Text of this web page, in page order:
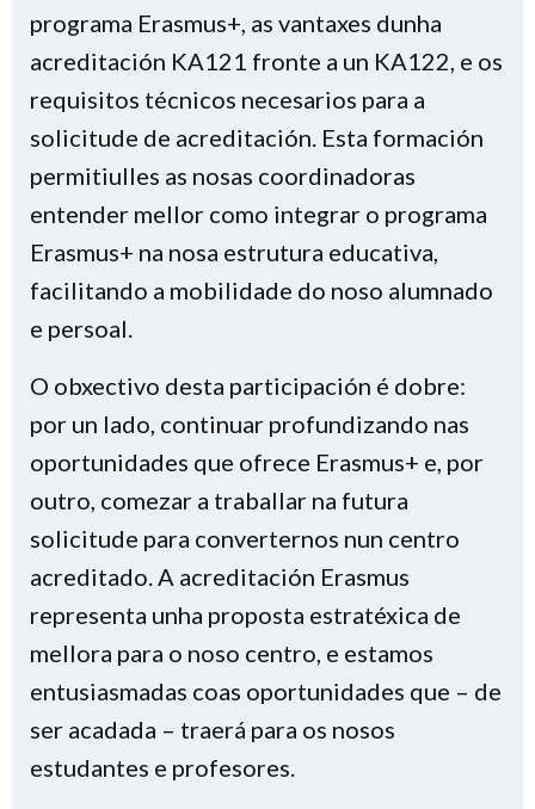
programa Erasmus+, as vantaxes dunha
acreditación KA121 fronte a un KA122, e os
requisitos técnicos necesarios para a
solicitude de acreditación. Esta formación
permitiulles as nosas coordinadoras
entender mellor como integrar o programa
Erasmus+ na nosa estrutura educativa,
facilitando a mobilidade do noso alumnado
e persoal.
O obxectivo desta participación é dobre:
por un lado, continuar profundizando nas
oportunidades que ofrece Erasmus+ e, por
outro, comezar a traballar na futura
solicitude para converternos nun centro
acreditado. A acreditación Erasmus
representa unha proposta estratéxica de
mellora para o noso centro, e estamos
entusiasmadas coas oportunidades que – de
ser acadada – traerá para os nosos
estudantes e profesores.